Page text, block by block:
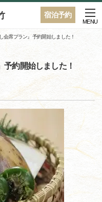
宿泊予約
MENU
会席プラン』予約開始しました！
約開始しました！